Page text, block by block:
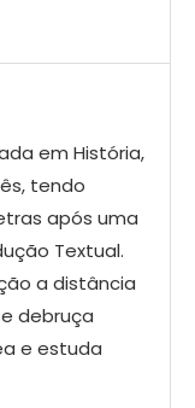
em História,
tendo
após uma
Textual.
a distância
debruça
e estuda